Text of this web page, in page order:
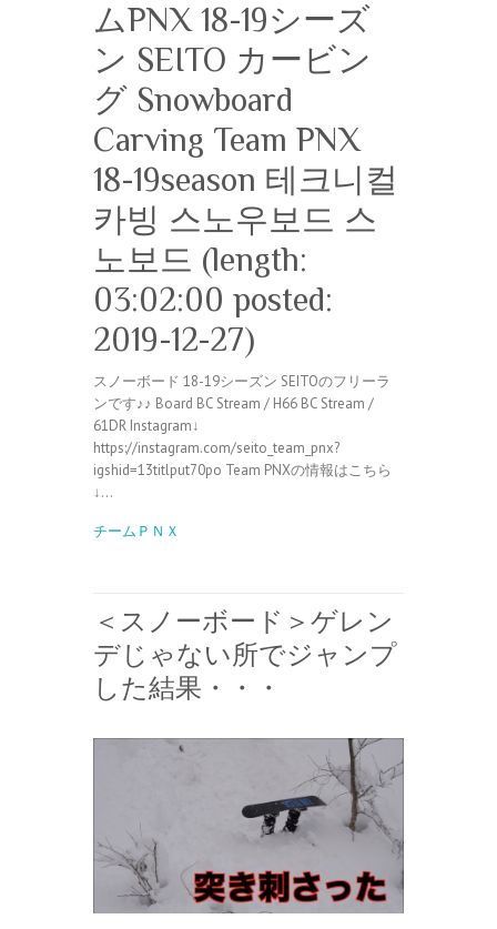
ムPNX 18-19シーズ
ン SEITO カービン
グ Snowboard
Carving Team PNX
18-19season 테크니컬
카빙 스노우보드 스
노보드 (length:
03:02:00 posted:
2019-12-27)
スノーボード 18-19シーズン SEITOのフリーラ
ンです♪♪ Board BC Stream / H66 BC Stream /
61DR Instagram↓
https://instagram.com/seito_team_pnx?
igshid=13titlput70po Team PNXの情報はこちら
↓…
チームＰＮＸ
＜スノーボード＞ゲレン
デじゃない所でジャンプ
した結果・・・